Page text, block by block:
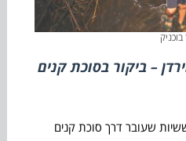
– ביקור בסוכת קנים
שעובר דרך סוכת קנים